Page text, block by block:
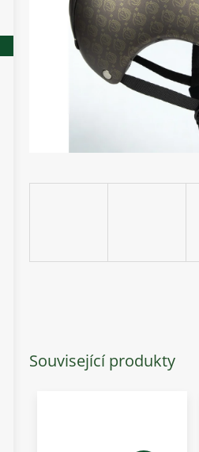
Související produkty